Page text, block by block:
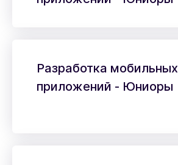
Разработка мобильных
приложений - Юниоры